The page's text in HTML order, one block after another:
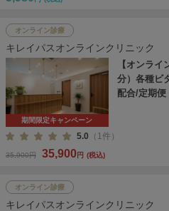
オンライン診療
キレイパスオンラインクリニック
期間限定キャンペーン
【オンラ
分）各種ビ
配合/定期便
5.0 （1件）
35,900円 35,900円 (税込)
オンライン診療
キレイパスオンラインクリニック